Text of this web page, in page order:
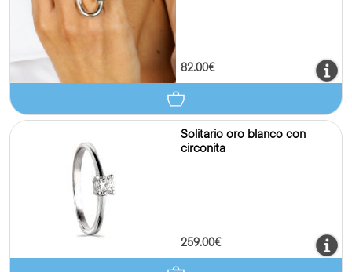
82.00€
Solitario oro blanco con
circonita
259.00€